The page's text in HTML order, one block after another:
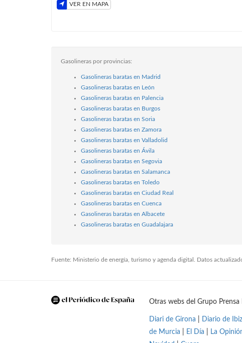
VER EN MAPA
Gasolineras por provincias:
Gasolineras baratas en Madrid
Gasolineras baratas en León
Gasolineras baratas en Palencia
Gasolineras baratas en Burgos
Gasolineras baratas en Soria
Gasolineras baratas en Zamora
Gasolineras baratas en Valladolid
Gasolineras baratas en Ávila
Gasolineras baratas en Segovia
Gasolineras baratas en Salamanca
Gasolineras baratas en Toledo
Gasolineras baratas en Ciudad Real
Gasolineras baratas en Cuenca
Gasolineras baratas en Albacete
Gasolineras baratas en Guadalajara
Fuente: Ministerio de energía, turismo y agenda digital. Datos
Otras webs del Grupo Prensa
Diari de Girona Diario de
de Murcia
El Día La